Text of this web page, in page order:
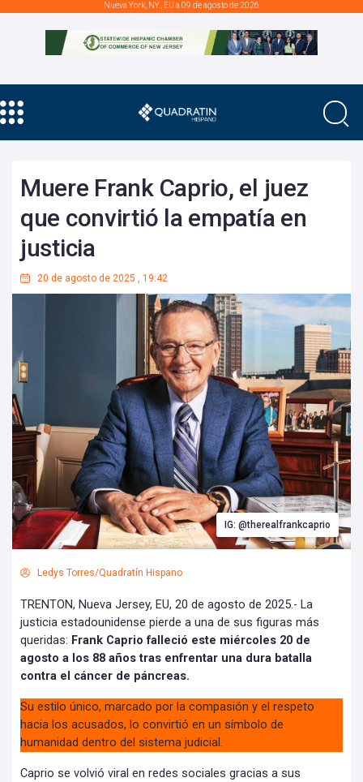
Nueva York, NY., EU a 09 de agosto de 2026
Muere Frank Caprio, el juez
que convirtió la empatía en
justicia
20 de agosto de 2025 , 19:42
IG: @therealfrankcaprio
Ledys Torres/Quadratín Hispano
TRENTON, Nueva Jersey, EU, 20 de agosto de 2025.- La
justicia estadounidense pierde a una de sus figuras más
queridas: Frank Caprio falleció este miércoles 20 de
agosto a los 88 años tras enfrentar una dura batalla
contra el cáncer de páncreas.
Su estilo único, marcado por la compasión y el respeto
hacia los acusados, lo convirtió en un símbolo de
humanidad dentro del sistema judicial.
Caprio se volvió viral en redes sociales gracias a sus